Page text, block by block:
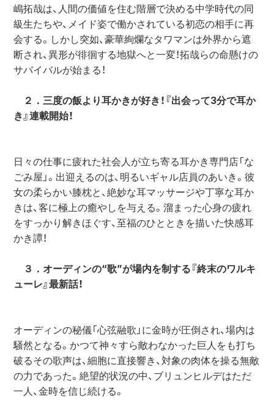
嶋拓哉は、人間の価値を住む階層で決める中学時代の同
級生たちや、メイド姿で働かされている初恋の相手に再
会する。しかし突如、豪華絢爛なタワマンは外界から遮
断され、異形が徘徊する地獄へと一変！拓哉らの命懸けの
サバイバルが始まる！
２．三度の飯より耳かきが好き！『出会って3分で耳か
き』連載開始！
日々の仕事に疲れた社会人が立ち寄る耳かき専門店「な
ごみ屋」。出迎えるのは、明るいギャル店員のあいき。彼
女の柔らかい膝枕と、絶妙な耳マッサージや丁寧な耳か
きは、客に極上の癒やしを与える。溜まった心身の疲れ
をすっかり解きほぐす、至福のひとときを描いた快感耳
かき譚！
３．オーディンの“歌”が場内を制する『終末のワルキ
ューレ』最新話！
オーディンの秘儀「心弦融歌」に金時が圧倒され、場内は
騒然となる。かつて神々すら敵わなかった巨人をも打ち
破るその歌声は、細胞に直接響き、対象の肉体を操る無敵
の力であった。絶望的状況の中、ブリュンヒルデはただ
一人、金時を信じ続ける。